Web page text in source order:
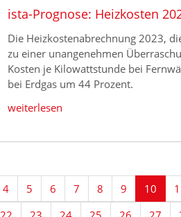
ista-Prognose: Heizkosten
Die Heizkostenabrechnung 2023,
zu einer unangenehmen
Kosten je Kilowattstunde bei
bei Erdgas um 44 Prozent.
weiterlesen
4 5 6 7 8 9 10